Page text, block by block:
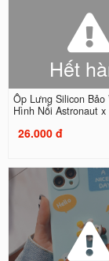
Hết
Ốp Lưng Silicon Bảo
Hình Nổi Astronaut x
26.000 đ